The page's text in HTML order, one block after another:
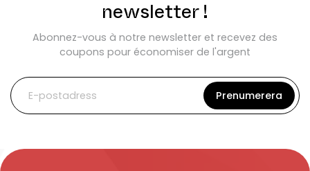
newsletter !
Abonnez-vous à notre newsletter et recevez des
coupons pour économiser de l'argent